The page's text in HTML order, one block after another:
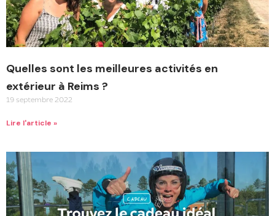
Quelles sont les meilleures activités en
extérieur à Reims ?
19 septembre 2022
Lire l'article »